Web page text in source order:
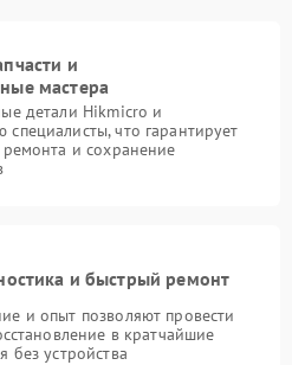
и
мастера
детали Hikmicro и
что гарантирует
и сохранение
и быстрый ремонт
и опыт позволяют провести
в кратчайшие
без устройства